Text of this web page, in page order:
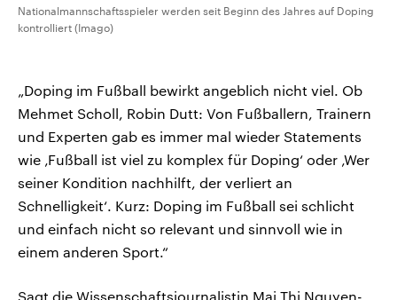
Nationalmannschaftsspieler werden seit Beginn des Jahres auf Doping
kontrolliert (Imago)
„Doping im Fußball bewirkt angeblich nicht viel. Ob
Mehmet Scholl, Robin Dutt: Von Fußballern, Trainern
und Experten gab es immer mal wieder Statements
wie ‚Fußball ist viel zu komplex für Doping‘ oder ‚Wer
seiner Kondition nachhilft, der verliert an
Schnelligkeit‘. Kurz: Doping im Fußball sei schlicht
und einfach nicht so relevant und sinnvoll wie in
einem anderen Sport.“
Sagt die Wissenschaftsjournalistin Mai Thi Nguyen-